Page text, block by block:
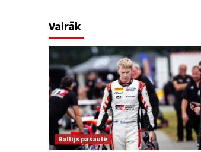
Vairāk
Rallijs pasaulē